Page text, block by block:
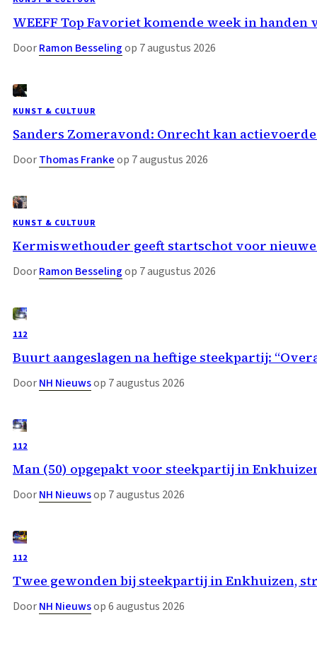
WEEFF Top Favoriet komende week in handen
DoorRamon Besselingop 7 augustus 2026
KUNST & CULTUUR
Sanders Zomeravond: Onrecht kan
DoorThomas Frankeop 7 augustus 2026
KUNST & CULTUUR
Kermiswethouder geeft startschot voor
DoorRamon Besselingop 7 augustus 2026
112
Buurt aangeslagen na heftige steekpartij:
DoorNH Nieuwsop 7 augustus 2026
112
Man (50) opgepakt voor steekpartij in
DoorNH Nieuwsop 7 augustus 2026
112
Twee gewonden bij steekpartij in Enkhuizen,
DoorNH Nieuwsop 6 augustus 2026